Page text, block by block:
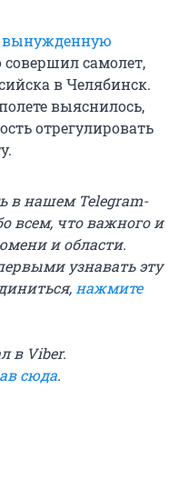
вынужденную
самолет,
в Челябинск.
выяснилось,
отрегулировать
в нашем Telegram-
всем, что важного и
и области.
узнавать эту
нажмите
в Viber.
сюда.